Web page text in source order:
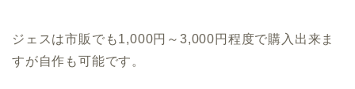
ジェスは市販でも1,000円～3,000円程度で購入出来ま
すが自作も可能です。